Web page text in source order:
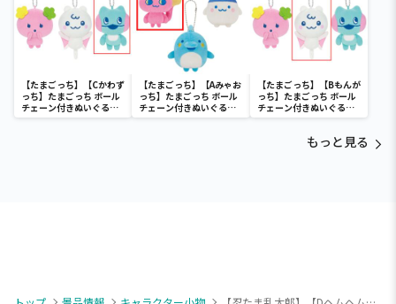
【たまごっち】【Cかわず
っち】たまごっち ボール
チェーン付きぬいぐるみ
～Tamagotchi
【たまごっち】【Aみゃお
っち】たまごっち ボール
チェーン付きぬいぐるみ
～Tamagotchi
【たまごっち】【Bもんが
っち】たまごっち ボール
チェーン付きぬいぐるみ
～Tamagotchi
もっと見る